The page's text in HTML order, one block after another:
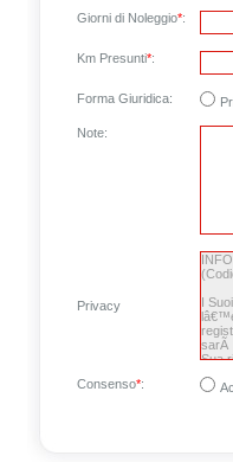
Giorni di Noleggio*:
Km Presunti*:
Forma Giuridica:
Note:
Privacy
Consenso*: